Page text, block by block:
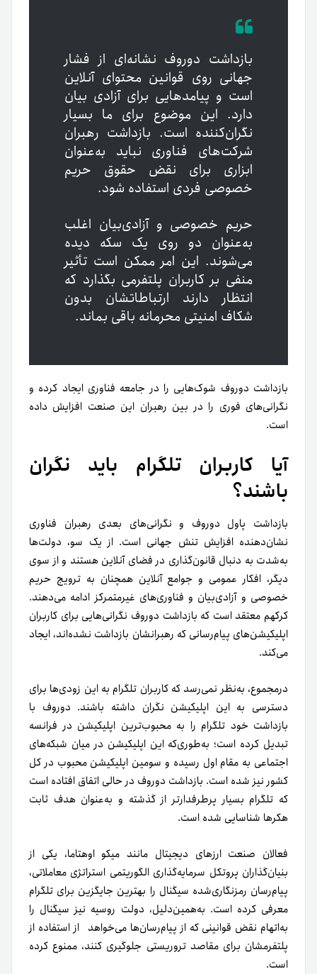
بازداشت دوروف نشانه‌ای از فشار
جهانی روی قوانین محتوای آنلاین
است و پیامدهایی برای آزادی بیان
دارد. این موضوع برای ما بسیار
نگران‌کننده است. بازداشت رهبران
شرکت‌های فناوری نباید به‌عنوان
ابزاری برای نقض حقوق حریم
خصوصی فردی استفاده شود.
حریم خصوصی و آزادی‌بیان اغلب
به‌عنوان دو روی یک سکه دیده
می‌شوند. این امر ممکن است تأثیر
منفی بر کاربران پلتفرمی بگذارد که
انتظار دارند ارتباطاتشان بدون
شکاف امنیتی محرمانه باقی بماند.
بازداشت دوروف شوک‌هایی را در جامعه فناوری ایجاد کرده و
نگرانی‌های فوری را در بین رهبران این صنعت افزایش داده
است.
آیا کاربران تلگرام باید نگران
باشند؟
بازداشت پاول دوروف و نگرانی‌های بعدی رهبران فناوری
نشان‌دهنده افزایش تنش جهانی است. از یک سو، دولت‌ها
به‌‌شدت به دنبال قانون‌گذاری در فضای آنلاین هستند و از سوی
دیگر، افکار عمومی و جوامع آنلاین همچنان به ترویج حریم
خصوصی و آزادی‌بیان و فناوری‌های غیرمتمرکز ادامه می‌دهند.
کرکهم معتقد است که بازداشت دوروف نگرانی‌هایی برای کاربران
اپلیکیشن‌های پیام‌رسانی که رهبرانشان بازداشت نشده‌اند، ایجاد
می‌کند.
درمجموع، به‌نظر نمی‌رسد که کاربران تلگرام به این زودی‌ها برای
دسترسی به این اپلیکیشن نگران داشته‌ باشند. دوروف با
بازداشت خود تلگرام را به محبوب‌ترین اپلیکیشن در فرانسه
تبدیل کرده است؛ به‌طوری‌که این اپلیکیشن در میان شبکه‌های
اجتماعی به مقام اول رسیده و سومین اپلیکیشن محبوب در کل
کشور نیز شده است. بازداشت دوروف در حالی اتفاق افتاده است
که تلگرام بسیار پرطرفدارتر از گذشته و به‌عنوان هدف ثابت
هکرها شناسایی شده است.
فعالان صنعت ارزهای دیجیتال مانند میکو اوهتاما، یکی از
بنیان‌گذاران پروتکل سرمایه‌گذاری الگوریتمی استراتژی معاملاتی،
پیام‌رسان رمزنگاری‌شده سیگنال را بهترین جایگزین برای تلگرام
معرفی کرده است. به‌همین‌دلیل، دولت روسیه نیز سیگنال را
به‌اتهام نقض قوانینی که از پیام‌رسان‌ها می‌خواهد از استفاده از
پلتفرمشان برای مقاصد تروریستی جلوگیری کنند، ممنوع کرده
است.